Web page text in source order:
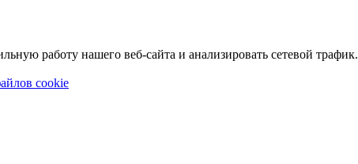
работу нашего веб-сайта и анализировать сетевой трафик.
cookie